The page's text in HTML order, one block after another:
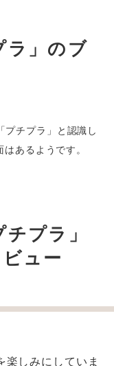
ラ」のブ
プチプラ 」と認識し
あるようです。
プラ」
ュー
楽しみにしていま